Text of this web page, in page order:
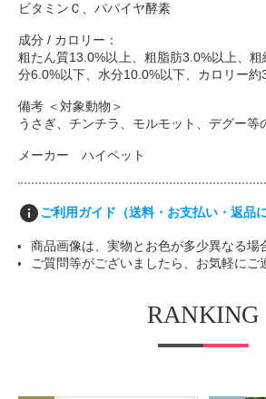
ビタミンＣ、パパイヤ酵素
成分 / カロリー：
粗たん質13.0%以上、粗脂肪3.0%以上、
分6.0%以下、水分10.0%以下、カロリー約
備考 ＜対象動物＞
うさぎ、チンチラ、モルモット、デグー等
メーカー ハイペット
infoご利用ガイド（送料・お支払い・返品
商品画像は、実物とお色が多少異なる場
ご質問等がございましたら、お気軽にご
RANKING